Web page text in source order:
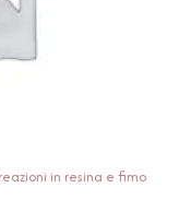
in resina e fimo